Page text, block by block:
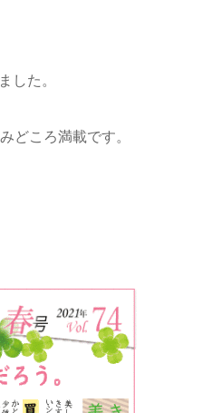
した。
どころ満載です。